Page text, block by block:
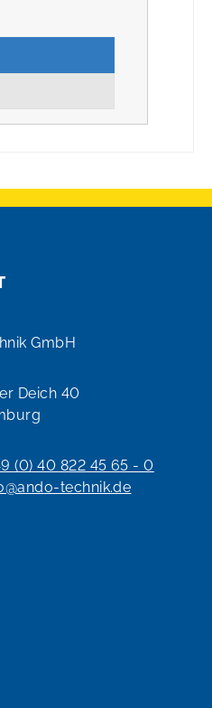
GmbH
Deich 40
(0) 40 822 45 65 - 0
technik.de